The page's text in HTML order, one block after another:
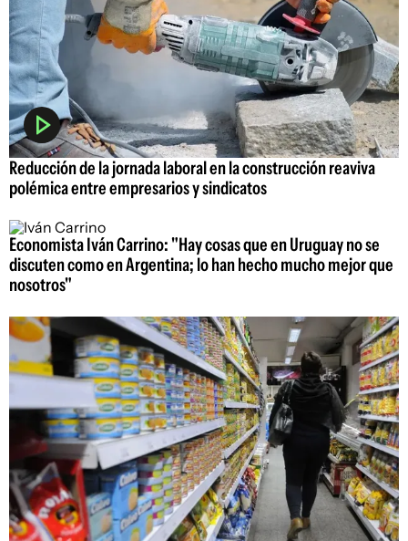
Reducción de la jornada laboral en la construcción reaviva
polémica entre empresarios y sindicatos
Economista Iván Carrino: "Hay cosas que en Uruguay no se
discuten como en Argentina; lo han hecho mucho mejor que
nosotros"